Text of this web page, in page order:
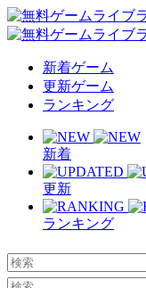
新着ゲーム
更新ゲーム
ランキング
新着
更新
ランキング